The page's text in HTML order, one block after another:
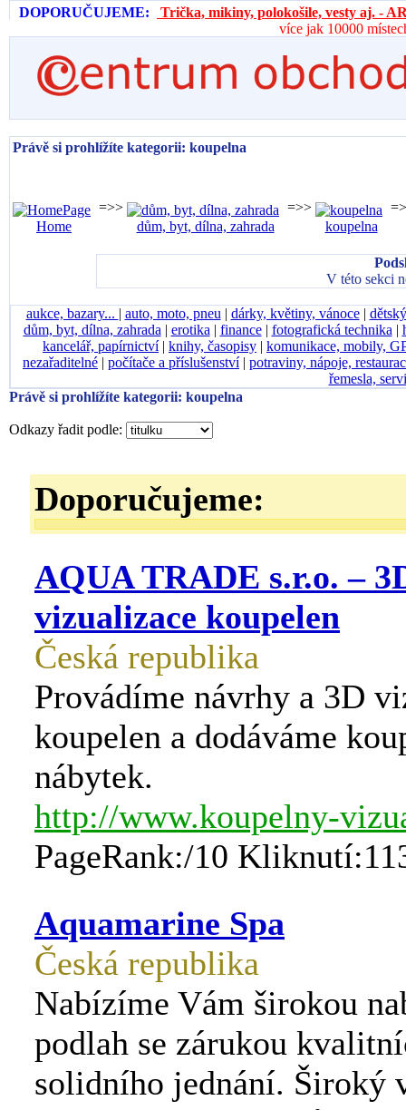
DOPORUČUJEME:
Trička, mikiny, polokošile, vesty aj. -
více jak 10000
Právě si prohlížíte kategorii: koupelna
Home
=>>
dům, byt, dílna, zahrada
=>>
koupelna
V této sekci
aukce, bazary... | auto, moto, pneu | dárky, květiny, vánoce|
dům, byt, dílna, zahrada | erotika | finance| fotografická technika |
kancelář, papírnictví| knihy, časopisy | komunikace, mobily,
nezařaditelné | počítače a příslušenství| potraviny, nápoje,
řemesla,
Právě si prohlížíte kategorii: koupelna
Odkazy řadit podle:
Doporučujeme:
AQUA TRADE s.r.o. –
vizualizace koupelen
Česká republika
Provádíme návrhy a 3D
koupelen a dodáváme
nábytek.
http://www.koupelny-
PageRank:/10
Aquamarine Spa
Česká republika
Nabízíme Vám širokou
podlah se zárukou
solidního jednání. Široký